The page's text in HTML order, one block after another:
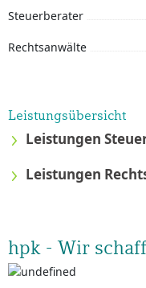
Steuerberater
Rechtsanwälte
Leistungsübersicht
Leistungen
Leistungen
hpk - Wir